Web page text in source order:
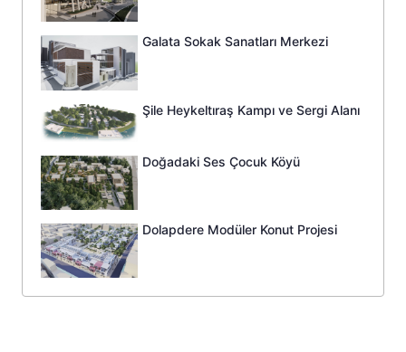
Galata Sokak Sanatları Merkezi
Şile Heykeltıraş Kampı ve Sergi Alanı
Doğadaki Ses Çocuk Köyü
Dolapdere Modüler Konut Projesi